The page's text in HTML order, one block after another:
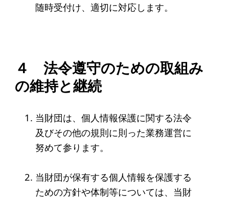
寄付支援者
ニュース・コラム
ニュース
コラム
随時受付け、適切に対応します。
４ 法令遵守のための取組み
の維持と継続
当財団は、個人情報保護に関する法令
及びその他の規則に則った業務運営に
努めて参ります。
当財団が保有する個人情報を保護する
ための方針や体制等については、当財